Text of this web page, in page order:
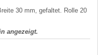
30 mm, gefaltet. Rolle 20
angezeigt.